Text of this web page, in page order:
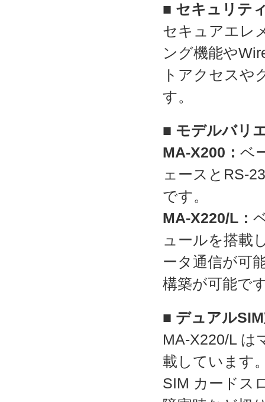
■ セキュリテ
セキュアエレ
ング機能や
トアクセスや
す。
■ モデルバリ
MA-X200： ベ
ェースとRS-
です。
MA-X220/L：
ュールを搭載
ータ通信が可
構築が可能で
■ デュアル
MA-X220/L は
載しています
SIM カードス